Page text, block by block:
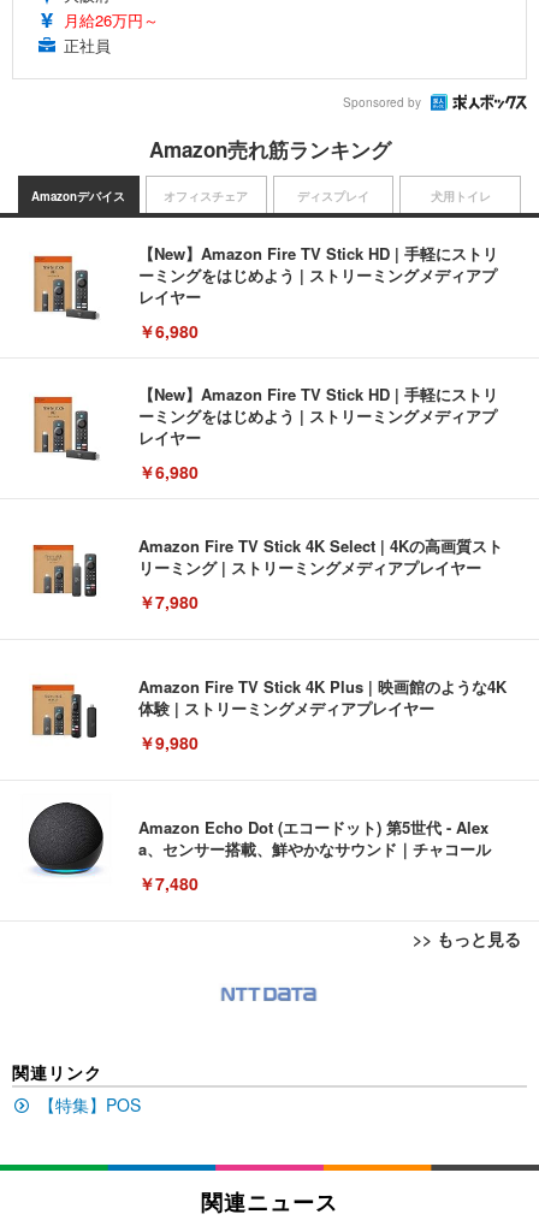
月給26万円～
正社員
Sponsored by
Amazon売れ筋ランキング
Amazonデバイス
【New】Amazon Fire TV Stick HD | 手軽にストリ
ーミングをはじめよう | ストリーミングメディアプ
レイヤー
￥6,980
【New】Amazon Fire TV Stick HD | 手軽にストリ
ーミングをはじめよう | ストリーミングメディアプ
レイヤー
￥6,980
Amazon Fire TV Stick 4K Select | 4Kの高画質スト
リーミング | ストリーミングメディアプレイヤー
￥7,980
Amazon Fire TV Stick 4K Plus | 映画館のような4K
体験 | ストリーミングメディアプレイヤー
￥9,980
Amazon Echo Dot (エコードット) 第5世代 - Alex
a、センサー搭載、鮮やかなサウンド｜チャコール
￥7,480
>> もっと見る
オフィスチェア
[EdoErgo] オフィスチェア 椅子 テレワーク 疲れな
い 跳ね上げ式アームレスト コンパクト 約105度ロッ
ュチェア 人間工学 疲れない ブラック
￥27,999
ディスプレイ
EIZO ビジネス向けプレミアムモニター | FlexScan
EV3240X-WT | 31.5型4K UHD・USB Type-C・ホワ
イト
￥109,572
犬用トイレ
Amazonベーシック ペットシーツ 薄型 レギュラー 1
x2袋(84枚) ホワイト(吸収面:ライトブルー)
関連リンク
【特集】POS
関連ニュース